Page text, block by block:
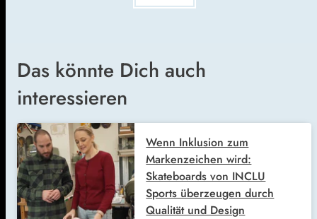
Das könnte Dich auch
interessieren
Wenn Inklusion zum
Markenzeichen wird:
Skateboards von INCLU
Sports überzeugen durch
Qualität und Design